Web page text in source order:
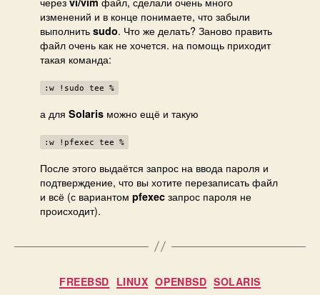
изменений и в конце понимаете, что забыли
выполнить sudo. Что же делать? Заново править
файл очень как не хочется. на помощь приходит
такая команда:
:w !sudo tee %
а для Solaris можно ещё и такую
:w !pfexec tee %
После этого выдаётся запрос на ввода пароля и
подтверждение, что вы хотите перезаписать файл
и всё (с вариантом pfexec запрос пароля не
происходит).
Категорії
FREEBSD LINUX OPENBSD SOLARIS